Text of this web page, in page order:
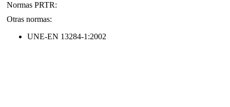
Normas PRTR:
Otras normas:
UNE-EN 13284-1:2002